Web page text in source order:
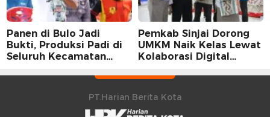
Panen di Bulo Jadi
Bukti, Produksi Padi di
Seluruh Kecamatan
Peningkatan
Pemkab Sinjai Dorong
UMKM Naik Kelas Lewat
Kolaborasi Digital
PT.Harian Berita Kota